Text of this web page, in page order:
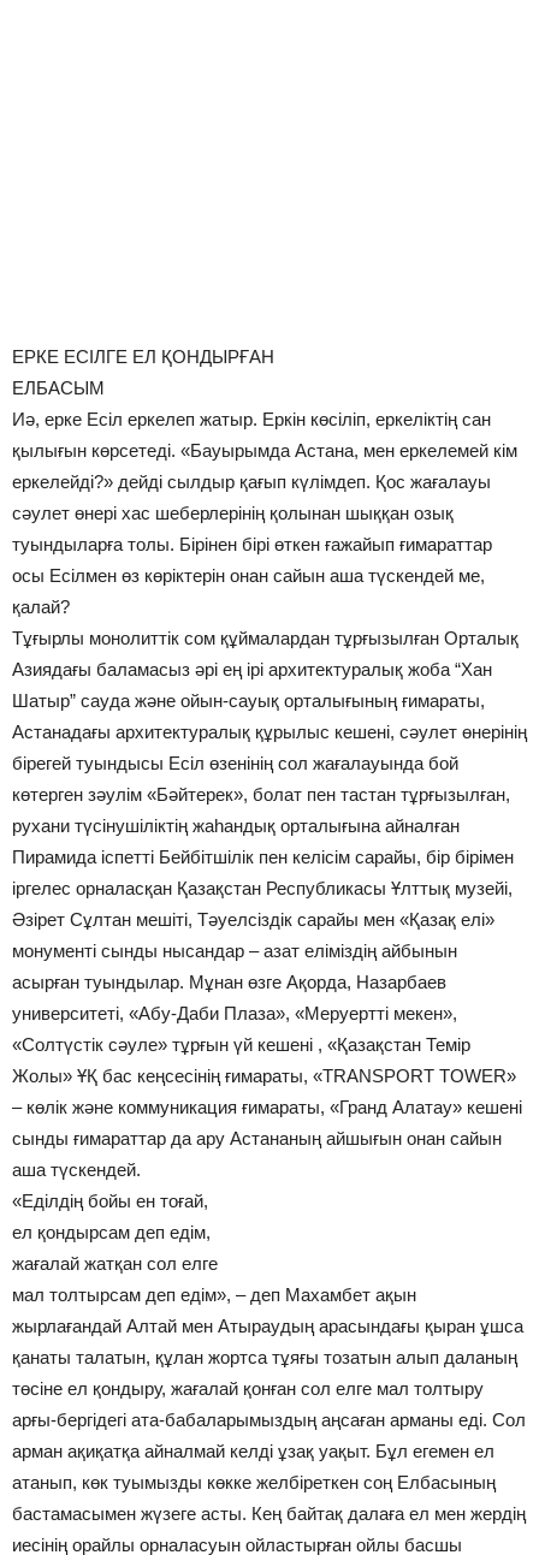
ЕРКЕ ЕСІЛГЕ ЕЛ ҚОНДЫРҒАН
ЕЛБАСЫМ
Иә, ерке Есіл еркелеп жатыр. Еркін көсіліп, еркеліктің сан
қылығын көрсетеді. «Бауырымда Астана, мен еркелемей кім
еркелейді?» дейді сылдыр қағып күлімдеп. Қос жағалауы
сәулет өнері хас шеберлерінің қолынан шыққан озық
туындыларға толы. Бірінен бірі өткен ғажайып ғимараттар
осы Есілмен өз көріктерін онан сайын аша түскендей ме,
қалай?
Тұ­ғыр­лы монолиттік сом құймалардан тұрғызылған Орталық
Азиядағы баламасыз әрі ең ірі архи­тек­ту­ра­лық жоба “Хан
Шатыр” сауда және ойын-сауық орталығының ғи­ма­раты,
Астанадағы архитектуралық құрылыс кешені, сәулет өнерінің
бірегей туындысы Есіл өзенінің сол жағалауында бой
көтерген зәулім «Бәйтерек», болат пен тастан тұрғызылған,
рухани түсінушіліктің жаһандық орталығына айналған
Пирамида іспетті Бейбітшілік пен келісім сарайы, бір бірімен
іргелес орналасқан Қазақстан Республикасы Ұлттық музейі,
Әзірет Сұлтан мешіті, Тәуелсіздік сарайы мен «Қазақ елі»
монументі сынды нысандар – азат еліміздің айбынын
асырған туындылар. Мұнан өзге Ақорда, Назарбаев
университеті, «Абу-Даби Плаза», «Меруертті мекен»,
«Солтүстік сәуле» тұрғын үй кешені , «Қазақстан Темір
Жолы» ҰҚ бас кеңсесінің ғимараты, «ТRANSPORT TOWER»
– көлік және коммуникация ғимараты, «Гранд Алатау» кешені
сынды ғимараттар да ару Астананың айшығын онан сайын
аша түскендей.
«Еділдің бойы ен тоғай,
ел қондырсам деп едім,
жағалай жатқан сол елге
мал толтырсам деп едім», – деп Махамбет ақын
жырлағандай Алтай мен Аты­раудың арасындағы қыран ұшса
қанаты тала­тын, құлан жортса тұяғы тозатын алып дала­ның
төсіне ел қондыру, жағалай қонған сол елге мал толтыру
арғы-бергідегі ата-бабала­рымыздың аңсаған арманы еді. Сол
арман ақиқатқа айналмай келді ұзақ уақыт. Бұл егемен ел
атанып, көк туымызды көкке желбіреткен соң Елбасының
бастамасымен жүзеге асты. Кең байтақ далаға ел мен жердің
иесінің орайлы орналасуын ойластырған ойлы басшы